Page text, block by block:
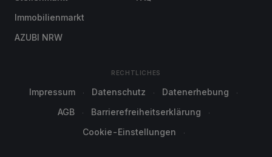
Immobilienmarkt
AZUBI NRW
RECHTLICHES
Impressum Datenschutz
Datenerhebung
AGB
Barrierefreiheitserklärung
Cookie-Einstellungen